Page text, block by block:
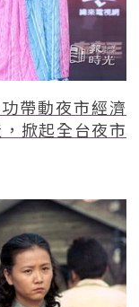
帶動夜市經濟
掀起全台夜市